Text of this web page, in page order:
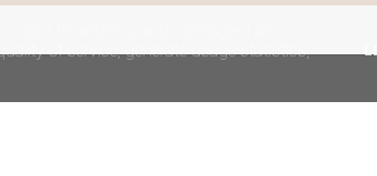
Your IP address and user-agent are
of service, generate usage statistics,